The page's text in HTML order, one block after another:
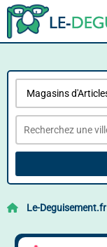
Le-Deguisement.fr